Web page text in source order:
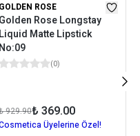
GOLDEN ROSE
Golden Rose Longstay
Liquid Matte Lipstick
No:09
(0)
929.90₺ 369.00
Üyelerine Özel!